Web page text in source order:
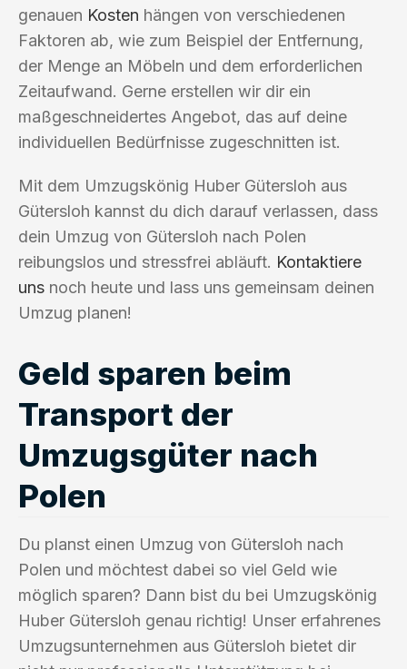
genauen Kosten hängen von verschiedenen
Faktoren ab, wie zum Beispiel der Entfernung,
der Menge an Möbeln und dem erforderlichen
Zeitaufwand. Gerne erstellen wir dir ein
maßgeschneidertes Angebot, das auf deine
individuellen Bedürfnisse zugeschnitten ist.
Mit dem Umzugskönig Huber Gütersloh aus
Gütersloh kannst du dich darauf verlassen, dass
dein Umzug von Gütersloh nach Polen
reibungslos und stressfrei abläuft. Kontaktiere
uns noch heute und lass uns gemeinsam deinen
Umzug planen!
Geld sparen beim
Transport der
Umzugsgüter nach
Polen
Du planst einen Umzug von Gütersloh nach
Polen und möchtest dabei so viel Geld wie
möglich sparen? Dann bist du bei Umzugskönig
Huber Gütersloh genau richtig! Unser erfahrenes
Umzugsunternehmen aus Gütersloh bietet dir